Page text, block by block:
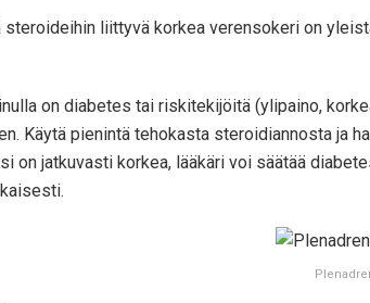
liittyvä korkea verensokeri on
on diabetes tai riskitekijöitä (ylipaino,
Käytä pienintä tehokasta steroidiannosta ja
on jatkuvasti korkea, lääkäri voi säätää